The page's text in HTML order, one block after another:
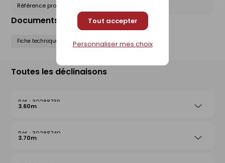
Tout accepter
Personnaliser mes choix
Référence produit nationale Gedimat :
Documents liés
Fiche technique
Toutes les déclinaisons
30288739
3.60m
30288740
3.70m